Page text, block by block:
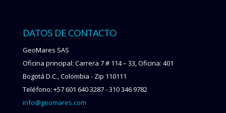
DATOS DE CONTACTO
GeoMares SAS
Oficina principal: Carrera 7 # 114 – 33, Oficina: 401
Bogotá D.C., Colombia - Zip 110111
Teléfono: +57 601 640 3287 - 310 346 9782
info@geomares.com